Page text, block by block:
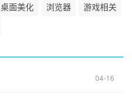
桌面美化 浏览器
游戏相关
04-16